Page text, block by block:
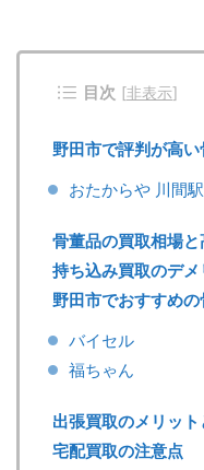
目次 [非表示]
野田市で評判が高
おたからや 川間
骨董品の買取相場
持ち込み買取のデメ
野田市でおすすめ
バイセル
福ちゃん
出張買取のメリット
宅配買取の注意点